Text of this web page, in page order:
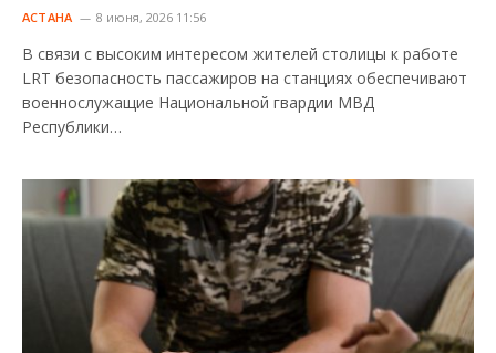
АСТАНА 8 июня, 2026 11:56
В связи с высоким интересом жителей столицы к работе
LRT безопасность пассажиров на станциях обеспечивают
военнослужащие Национальной гвардии МВД
Республики…